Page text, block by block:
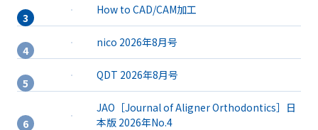
How to CAD/CAM加工
nico 2026年8月号
QDT 2026年8月号
JAO［Journal of Aligner Orthodontics］日
本版 2026年No.4